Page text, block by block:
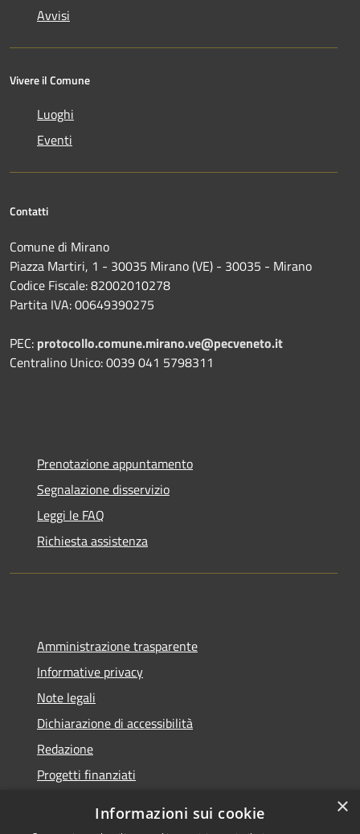
Avvisi
Vivere il Comune
Luoghi
Eventi
Contatti
Comune di Mirano
Piazza Martiri, 1 - 30035 Mirano (VE) - 30035 - Mirano
Codice Fiscale: 82002010278
Partita IVA: 00649390275
PEC: protocollo.comune.mirano.ve@pecveneto.it
Centralino Unico: 0039 041 5798311
Prenotazione appuntamento
Segnalazione disservizio
Leggi le FAQ
Richiesta assistenza
Amministrazione trasparente
Informative privacy
Note legali
Dichiarazione di accessibilità
Redazione
Progetti finanziati
×
Informazioni sui cookie